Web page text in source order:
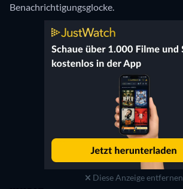
Benachrichtigungsglocke.
Diese Anzeige entfernen